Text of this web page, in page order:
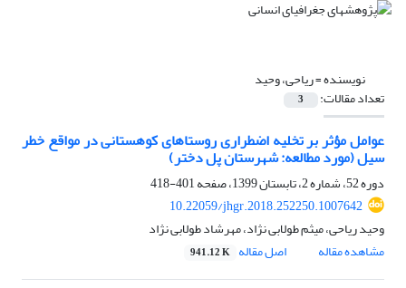
نویسنده =ریاحی، وحید
تعداد مقالات: 3
عوامل مؤثر بر تخلیه اضطراری روستاهای کوهستانی در مواقع خطر
سیل (مورد مطالعه: شهرستان پل ‏دختر)
دوره 52، شماره 2، تابستان 1399، صفحه
401-418
10.22059/jhgr.2018.252250.1007642
وحید ریاحی، میثم طولابی نژاد، مهرشاد طولابی نژاد
مشاهده مقاله
اصل مقاله 941.12 K